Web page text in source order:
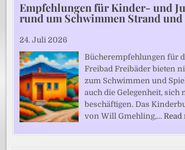
Empfehlungen für Kinder- und
rund um Schwimmen Strand
24. Juli 2026
Bücherempfehlungen für
Freibad Freibäder bieten
zum Schwimmen und
auch die Gelegenheit, sich
beschäftigen. Das
von Will Gmehling,…